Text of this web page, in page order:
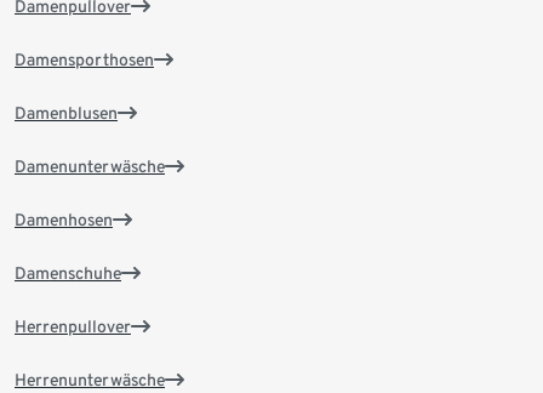
Damenpullover
Damensporthosen
Damenblusen
Damenunterwäsche
Damenhosen
Damenschuhe
Herrenpullover
Herrenunterwäsche